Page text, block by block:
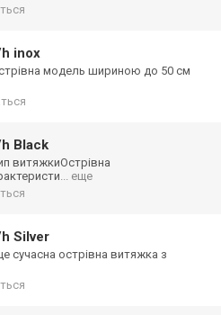
inox
модель шириною до 50 см
Black
витяжкиОстрівна
... еще
Silver
сучасна острівна витяжка з